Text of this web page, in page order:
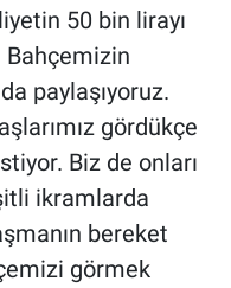
50 bin lirayı
paylaşıyoruz.
gördükçe
Biz de onları
ikramlarda
bereket
görmek